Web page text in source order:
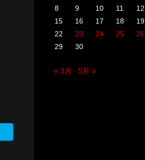
8
9 10 11 12
15
16 17 18 19
22
23 24 25 26
29
30
« 3月 5月 »